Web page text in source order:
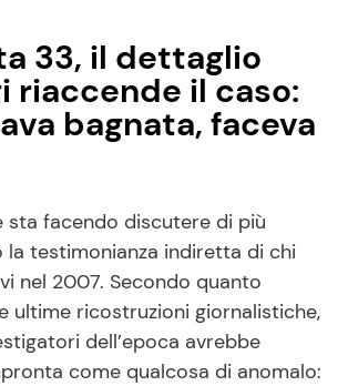
33, il dettaglio
riaccende il caso:
bagnata, faceva
sta facendo discutere di più
la testimonianza indiretta di chi
nel 2007. Secondo quanto
ultime ricostruzioni giornalistiche,
dell’epoca avrebbe
come qualcosa di anomalo: